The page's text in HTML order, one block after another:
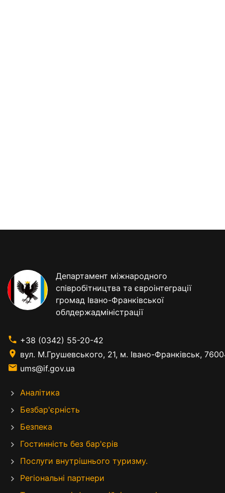
Департамент міжнародного
співробітництва та євроінтеграції
громад Івано-Франківської
облдержадміністрації
+38 (0342) 55-20-42
вул. М.Грушевського, 21, м. Івано-Франківськ,
ums@if.gov.ua
Аналітика
Безбар'єрність
Безпека
Гостинність без бар'єрів
Послуги внутрішнього туризму.
Регіональні партнери